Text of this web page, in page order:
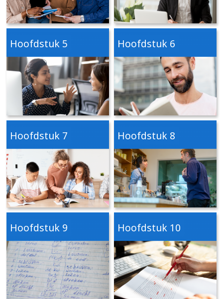
Hoofdstuk 5 Hoofdstuk 6
Hoofdstuk 7 Hoofdstuk 8
Hoofdstuk 9 Hoofdstuk 10